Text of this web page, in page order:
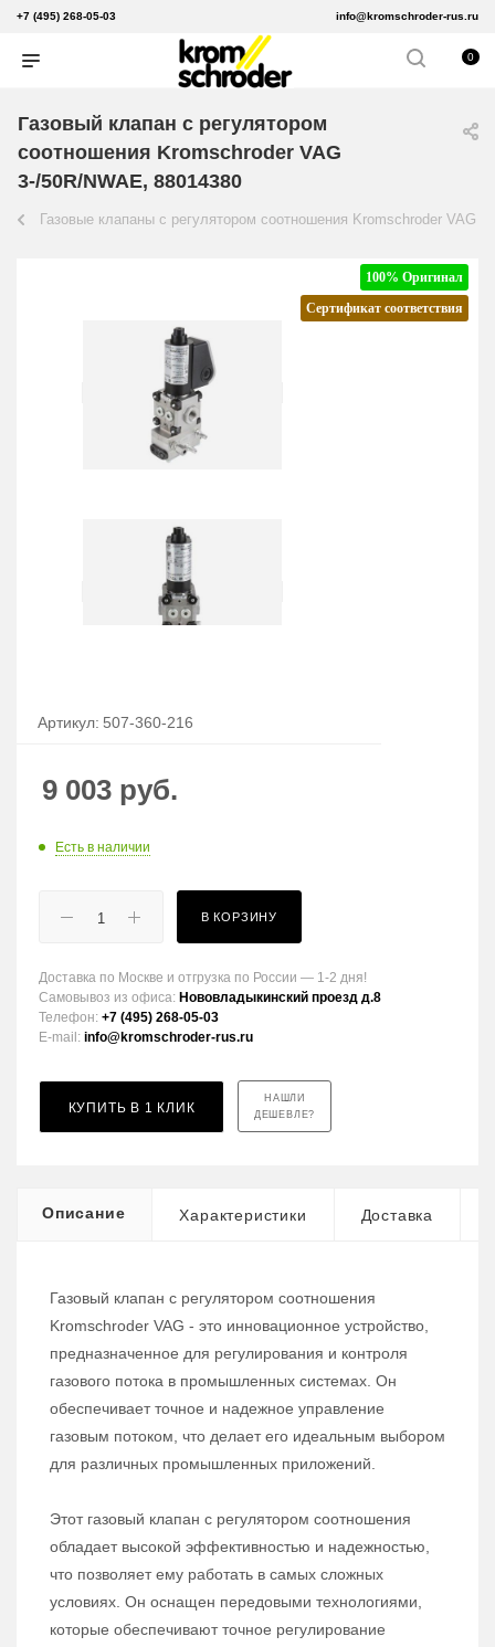
+7 (495) 268-05-03 info@kromschroder-rus.ru
0
Газовый клапан с регулятором
соотношения Kromschroder VAG
3-/50R/NWAE, 88014380
Газовые клапаны с регулятором соотношения Kromschroder VAG
100% Оригинал
Сертификат соответствия
Артикул: 507-360-216
9 003 руб.
Есть в наличии
В КОРЗИНУ
Доставка по Москве и отгрузка по России — 1-2 дня!
Самовывоз из офиса: Нововладыкинский проезд д.8
Телефон: +7 (495) 268-05-03
E-mail: info@kromschroder-rus.ru
КУПИТЬ В 1 КЛИК
НАШЛИ
ДЕШЕВЛЕ?
Описание Характеристики Доставка
Газовый клапан с регулятором соотношения
Kromschroder VAG - это инновационное устройство,
предназначенное для регулирования и контроля
газового потока в промышленных системах. Он
обеспечивает точное и надежное управление
газовым потоком, что делает его идеальным выбором
для различных промышленных приложений.
Этот газовый клапан с регулятором соотношения
обладает высокой эффективностью и надежностью,
что позволяет ему работать в самых сложных
условиях. Он оснащен передовыми технологиями,
которые обеспечивают точное регулирование